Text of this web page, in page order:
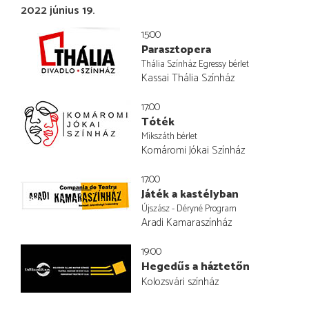
2022 június 19.
15:00
Parasztopera
Thália Színház Egressy bérlet
Kassai Thália Színház
17:00
Tóték
Mikszáth bérlet
Komáromi Jókai Színház
17:00
Játék a kastélyban
Újszász - Déryné Program
Aradi Kamaraszínház
19:00
Hegedűs a háztetőn
Kolozsvári színház